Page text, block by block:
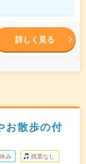
詳しく見る
お散歩の付
み 残業なし